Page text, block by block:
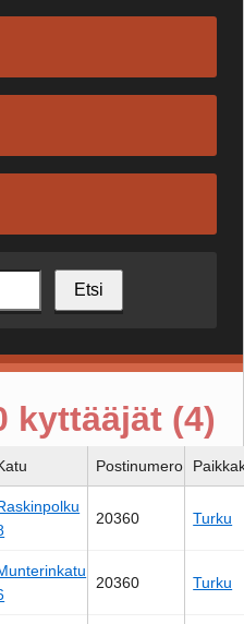
Etsi
kyttääjät (4)
Postinumero
20360 Turku
20360 Turku